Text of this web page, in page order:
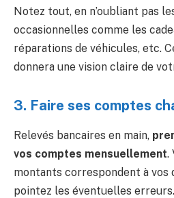
Notez tout, en n’oubliant pas
occasionnelles comme les
réparations de véhicules, etc.
donnera une vision claire de
3. Faire ses comptes
Relevés bancaires en main,
vos comptes mensuellement.
montants correspondent à vos
pointez les éventuelles erreurs.